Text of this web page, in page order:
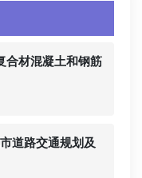
材混凝土和钢筋
道路交通规划及